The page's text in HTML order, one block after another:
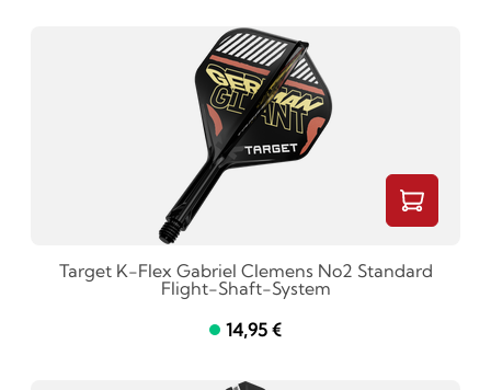
Target K-Flex Gabriel Clemens No2 Standard
Flight-Shaft-System
14,95 €